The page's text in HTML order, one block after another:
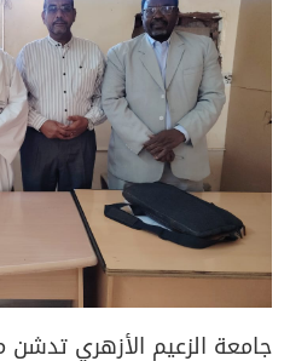
جامعة الزعيم الأزهري